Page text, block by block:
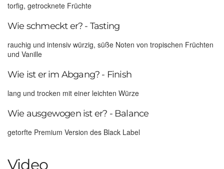
torfig, getrocknete Früchte
Wie schmeckt er? - Tasting
rauchig und intensiv würzig, süße Noten von tropischen Früchten
und Vanille
Wie ist er im Abgang? - Finish
lang und trocken mit einer leichten Würze
Wie ausgewogen ist er? - Balance
getorfte Premium Version des Black Label
Video